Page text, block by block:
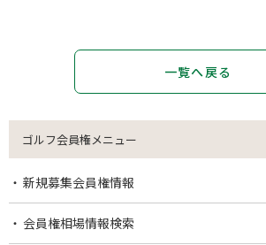
一覧へ戻る
ゴルフ会員権メニュー
新規募集会員権情報
会員権相場情報検索